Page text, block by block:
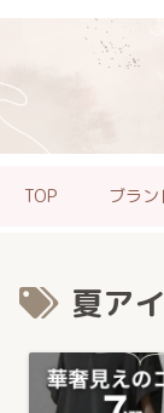
TOP ブラン
夏ア